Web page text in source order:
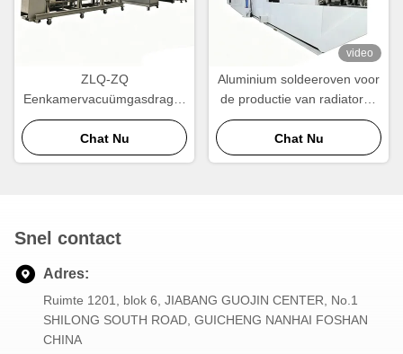
ZLQ-ZQ
Eenkamervacuümgasdrager
Aluminium soldeeroven
Energiebesparende snelle
cyclus
Chat Nu
video
Aluminium soldeeroven voor
de productie van radiatoren
en warmtewisselaars
Chat Nu
Snel contact
Adres:
Ruimte 1201, blok 6, JIABANG GUOJIN CENTER, No.1
SHILONG SOUTH ROAD, GUICHENG NANHAI FOSHAN
CHINA